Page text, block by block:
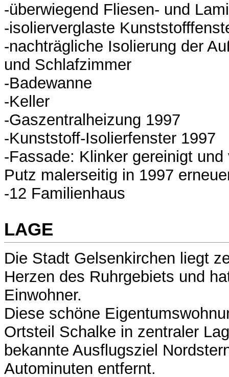
-überwiegend Fliesen- und
-isolierverglaste
-nachträgliche Isolierung der
und Schlafzimmer
-Badewanne
-Keller
-Gaszentralheizung 1997
-Kunststoff-Isolierfenster 1997
-Fassade: Klinker gereinigt
Putz malerseitig in 1997
-12 Familienhaus
LAGE
Die Stadt Gelsenkirchen liegt
Herzen des Ruhrgebiets und
Einwohner.
Diese schöne
Ortsteil Schalke in zentraler
bekannte Ausflugsziel
Autominuten entfernt.